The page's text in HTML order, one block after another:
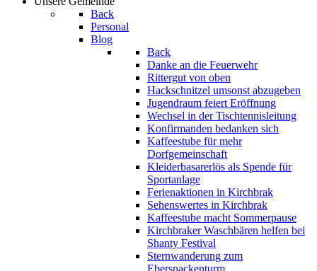
Back
Personal
Blog
Back
Danke an die Feuerwehr
Rittergut von oben
Hackschnitzel umsonst abzugeben
Jugendraum feiert Eröffnung
Wechsel in der Tischtennisleitung
Konfirmanden bedanken sich
Kaffeestube für mehr
Dorfgemeinschaft
Kleiderbasarerlös als Spende für
Sportanlage
Ferienaktionen in Kirchbrak
Sehenswertes in Kirchbrak
Kaffeestube macht Sommerpause
Kirchbraker Waschbären helfen bei
Shanty Festival
Sternwanderung zum
Ebersnackenturm